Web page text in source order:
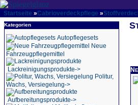
Startseite »Cabrioverdeckpflege »
Kategorien
Autopflegesets
Neue
Fahrzeugpflegemittel
Lackreinigungsprodukte->
Politur,
Wachs, Versiegelung->
Aufbereitungsprodukte->
S
N